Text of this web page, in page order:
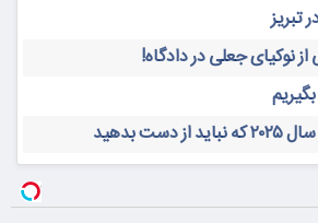
تبریز
نوکیای جعلی در دادگاه!